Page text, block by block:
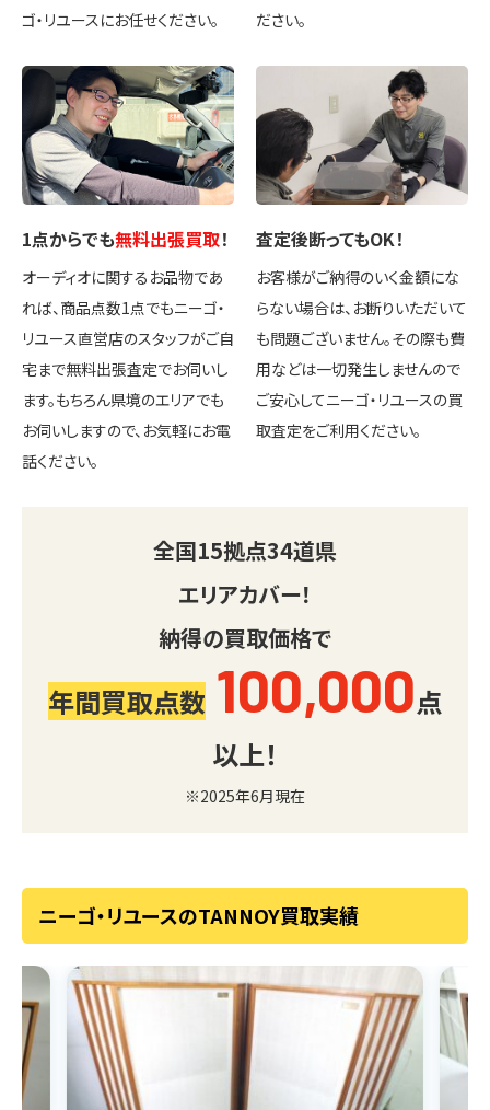
ゴ・リユースにお任せください。
ださい。
1点からでも無料出張買取！
オーディオに関するお品物であ
れば、商品点数1点でもニーゴ・
リユース直営店のスタッフがご自
宅まで無料出張査定でお伺いし
ます。もちろん県境のエリアでも
お伺いしますので、お気軽にお電
話ください。
査定後断ってもOK！
お客様がご納得のいく金額にな
らない場合は、お断りいただいて
も問題ございません。その際も費
用などは一切発生しませんので
ご安心してニーゴ・リユースの買
取査定をご利用ください。
全国15拠点34道県
エリアカバー！
納得の買取価格で
年間買取点数 100,000点
以上！
※2025年6月現在
ニーゴ・リユースのTANNOY買取実績